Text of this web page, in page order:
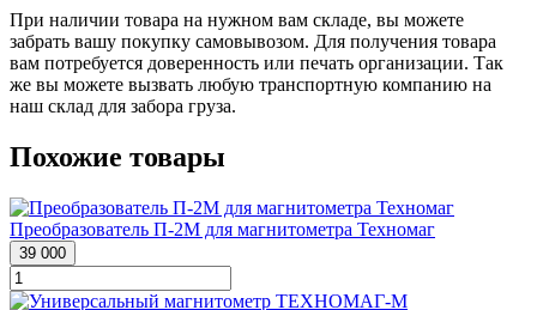
При наличии товара на нужном вам складе, вы можете
забрать вашу покупку самовывозом. Для получения товара
вам потребуется доверенность или печать организации. Так
же вы можете вызвать любую транспортную компанию на
наш склад для забора груза.
Похожие товары
Преобразователь П-2М для магнитометра Техномаг
39 000